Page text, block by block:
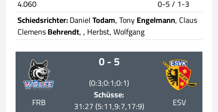
4.060
0-5 / 1-3
Schiedsrichter:DanielTodam, TonyEngelmann, Claus
ClemensBehrendt,, Herbst, Wolfgang
FRB
0 - 5
(0:3;0:1;0:1)
Schüsse:
31:27 (5:11,9:7,17:9)
ESV